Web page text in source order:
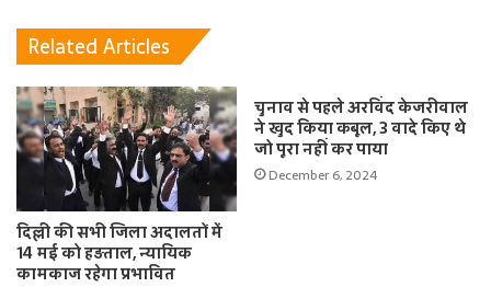
Related Articles
दिल्ली की सभी जिला अदालतों में
14 मई को हड़ताल, न्यायिक
कामकाज रहेगा प्रभावित
चुनाव से पहले अरविंद केजरीवाल
ने खुद किया कबूल, 3 वादे किए थे
जो पूरा नहीं कर पाया
December 6, 2024